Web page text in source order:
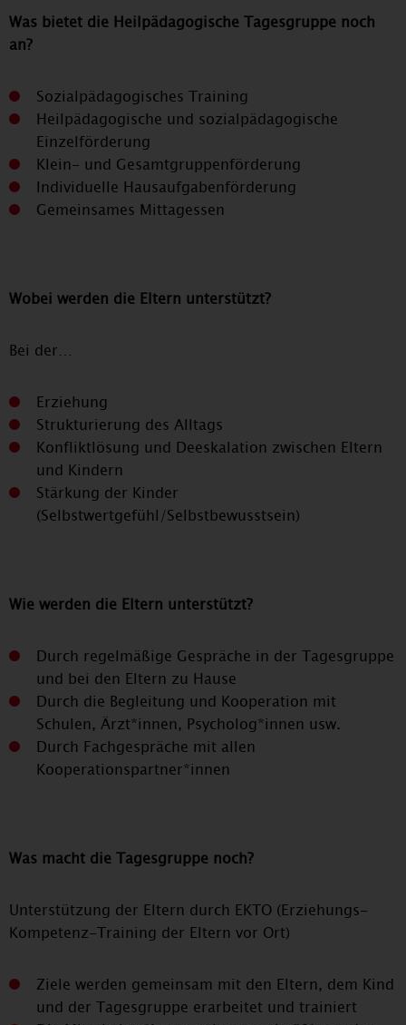
Was bietet die Heilpädagogische Tagesgruppe noch
an?
Sozialpädagogisches Training
Heilpädagogische und sozialpädagogische
Einzelförderung
Klein- und Gesamtgruppenförderung
Individuelle Hausaufgabenförderung
Gemeinsames Mittagessen
Wobei werden die Eltern unterstützt?
Bei der…
Erziehung
Strukturierung des Alltags
Konfliktlösung und Deeskalation zwischen Eltern
und Kindern
Stärkung der Kinder
(Selbstwertgefühl/Selbstbewusstsein)
Wie werden die Eltern unterstützt?
Durch regelmäßige Gespräche in der Tagesgruppe
und bei den Eltern zu Hause
Durch die Begleitung und Kooperation mit
Schulen, Ärzt*innen, Psycholog*innen usw.
Durch Fachgespräche mit allen
Kooperationspartner*innen
Was macht die Tagesgruppe noch?
Unterstützung der Eltern durch EKTO (Erziehungs-
Kompetenz-Training der Eltern vor Ort)
Ziele werden gemeinsam mit den Eltern, dem Kind
und der Tagesgruppe erarbeitet und trainiert